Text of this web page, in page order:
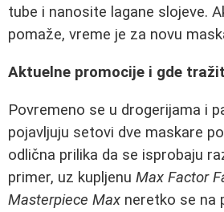
tube i nanosite lagane slojeve.
pomaže, vreme je za novu
Aktuelne promocije i gde
Povremeno se u drogerijama i
pojavljuju setovi dve maskare
odlična prilika da se isprobaju
primer, uz kupljenu Max Factor
Masterpiece Max neretko se na